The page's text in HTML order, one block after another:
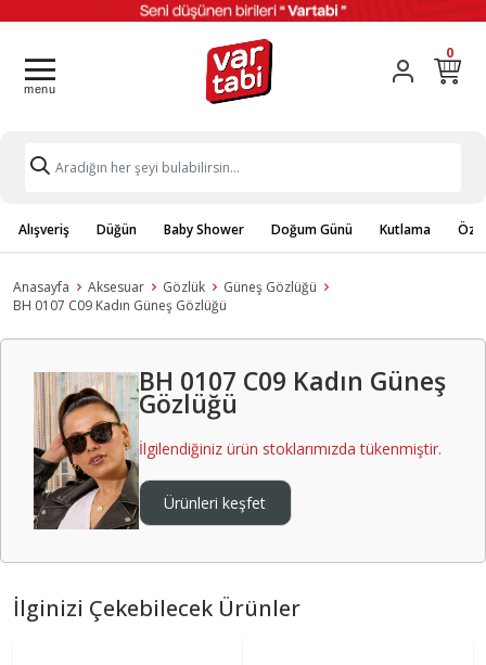
0
Alışveriş Düğün Baby Shower Doğum Günü Kutlama
Anasayfa Aksesuar Gözlük
Güneş Gözlüğü
BH 0107 C09 Kadın Güneş Gözlüğü
BH 0107 C09 Kadın Güneş
Gözlüğü
İlgilendiğiniz ürün stoklarımızda tükenmiştir.
Ürünleri keşfet
İlginizi Çekebilecek Ürünler